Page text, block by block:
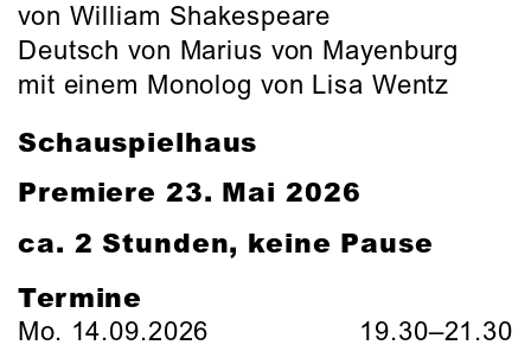
von William Shakespeare
Deutsch von Marius von Mayenburg
mit einem Monolog von Lisa Wentz
Schauspielhaus
Premiere 23. Mai 2026
ca. 2 Stunden, keine Pause
Termine
Mo. 14.09.2026 19.30–21.30